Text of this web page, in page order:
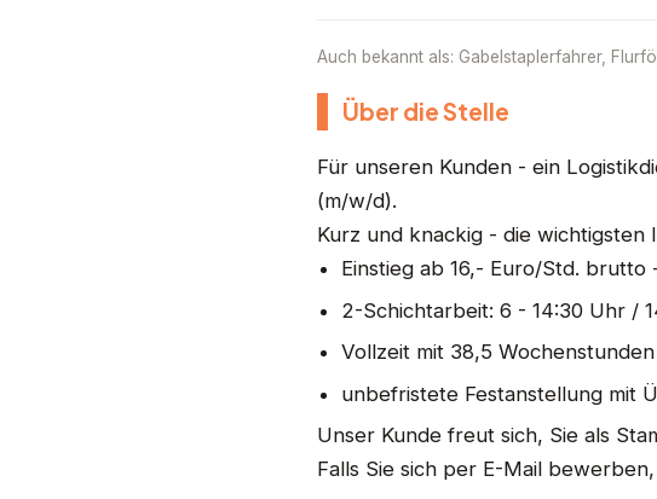
Auch bekannt als: Gabelstaplerfahrer,
Über die Stelle
Für unseren Kunden - ein
(m/w/d).
Kurz und knackig - die wichtigsten
Einstieg ab 16,- Euro/Std. brutto
2-Schichtarbeit: 6 - 14:30 Uhr /
Vollzeit mit 38,5 Wochenstunden
unbefristete Festanstellung mit
Unser Kunde freut sich, Sie als
Falls Sie sich per E-Mail